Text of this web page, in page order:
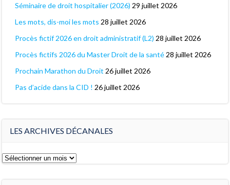
Séminaire de droit hospitalier (2026) 29 juillet 2026
Les mots, dis-moi les mots 28 juillet 2026
Procès fictif 2026 en droit administratif (L2) 28 juillet 2026
Procès fictifs 2026 du Master Droit de la santé 28 juillet 2026
Prochain Marathon du Droit 26 juillet 2026
Pas d’acide dans la CID ! 26 juillet 2026
LES ARCHIVES DÉCANALES
Les